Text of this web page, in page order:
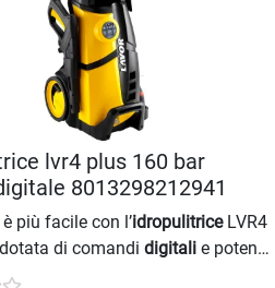
lvr4 plus 160 bar
8013298212941
è più facile con l’idropulitriceLVR4
di comandidigitali e potente
2500W. Ideale per